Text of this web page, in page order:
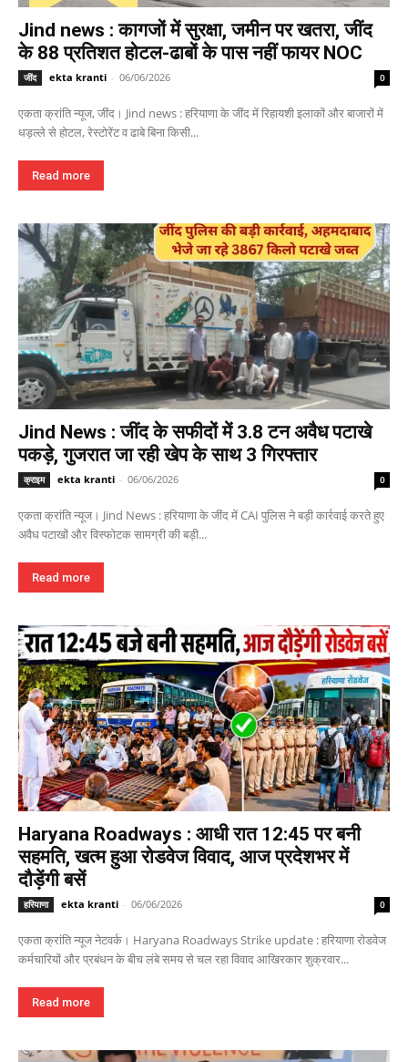
Jind news : कागजों में सुरक्षा, जमीन पर खतरा, जींद
के 88 प्रतिशत होटल-ढाबों के पास नहीं फायर NOC
जींद ekta kranti - 06/06/2026 0
एकता क्रांति न्यूज, जींद। Jind news : हरियाणा के जींद में रिहायशी इलाकों और बाजारों में
धड़ल्ले से होटल, रेस्टोरेंट व ढाबे बिना किसी...
Read more
Jind News : जींद के सफीदों में 3.8 टन अवैध पटाखे
पकड़े, गुजरात जा रही खेप के साथ 3 गिरफ्तार
क्राइम ekta kranti - 06/06/2026 0
एकता क्रांति न्यूज। Jind News : हरियाणा के जींद में CAI पुलिस ने बड़ी कार्रवाई करते हुए
अवैध पटाखों और विस्फोटक सामग्री की बड़ी...
Read more
Haryana Roadways : आधी रात 12:45 पर बनी
सहमति, खत्म हुआ रोडवेज विवाद, आज प्रदेशभर में
दौड़ेंगी बसें
हरियाणा ekta kranti - 06/06/2026 0
एकता क्रांति न्यूज नेटवर्क। Haryana Roadways Strike update : हरियाणा रोडवेज
कर्मचारियों और प्रबंधन के बीच लंबे समय से चल रहा विवाद आखिरकार शुक्रवार...
Read more